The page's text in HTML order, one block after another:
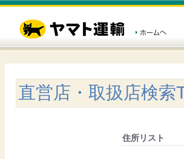
直営店・取扱店検索
住所リスト